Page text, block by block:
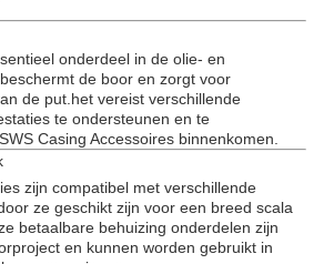
onderdeel in de olie- en
de boor en zorgt voor
de put.het vereist verschillende
te ondersteunen en te
Casing Accessoires binnenkomen.
zijn compatibel met verschillende
ze geschikt zijn voor een breed scala
betaalbare behuizing onderdelen zijn
en kunnen worden gebruikt in